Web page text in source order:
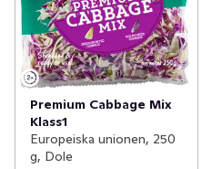
Premium Cabbage Mix
Klass1
Europeiska unionen, 250
g, Dole